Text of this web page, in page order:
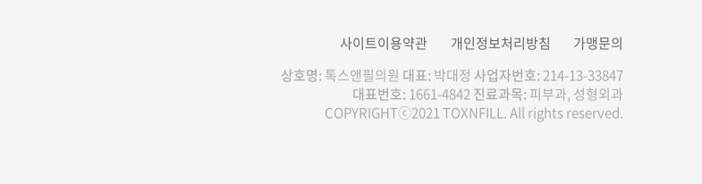
이벤트/시술 예약하기
사이트이용약관 개인정보처리방침
가맹문의
상호명: 톡스앤필의원 대표: 박대정 사업자번호: 214-13-33847
대표번호: 1661-4842진료과목: 피부과, 성형외과
COPYRIGHTⓒ2021 TOXNFILL. All rights reserved.